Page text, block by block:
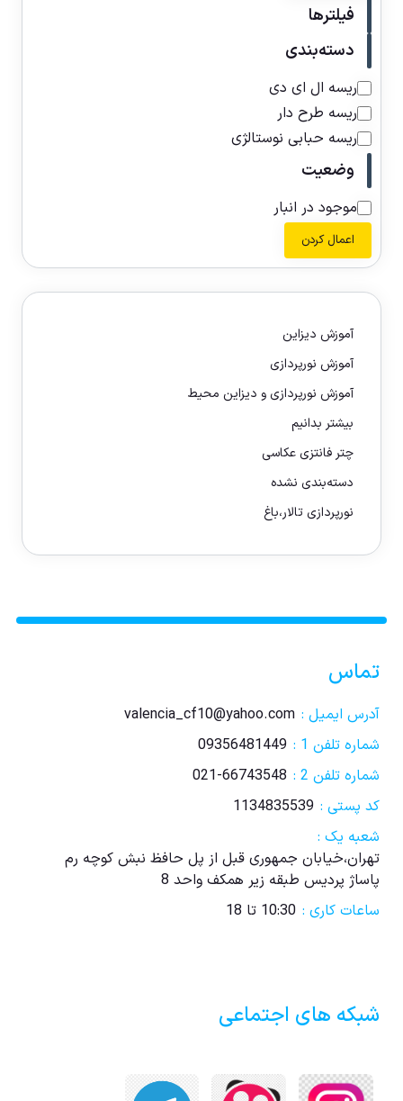
فیلترها
دسته‌بندی
ریسه ال ای دی
ریسه طرح دار
ریسه حبابی نوستالژی
وضعیت
موجود در انبار
اعمال کردن
آموزش دیزاین
آموزش نورپردازی
آموزش نورپردازی و دیزاین محیط
بیشتر بدانیم
چتر فانتزی عکاسی
دسته‌بندی نشده
نورپردازی تالار،باغ
تماس
آدرس ایمیل : valencia_cf10@yahoo.com
شماره تلفن 1 :
09356481449
شماره تلفن 2 :
021-66743548
کد پستی : 1134835539
شعبه یک :
تهران،خیابان جمهوری قبل از پل حافظ نبش کوچه رم
پاساژ پردیس طبقه زیر همکف واحد 8
ساعات کاری : 10:30 تا 18
شبکه های اجتماعی